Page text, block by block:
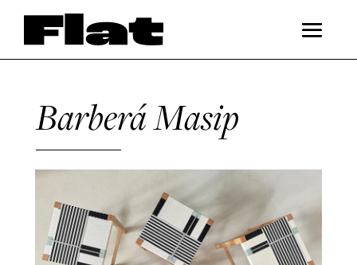
Barberá Masip